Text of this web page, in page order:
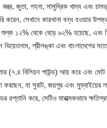
জুতা, গহনা, সামুদ্রিক খাদ্য এবং
করেন, সেখানে কারখানা বন্ধ হওয়ার
শুল্ক ১২% থেকে বেড়ে ৬২% হয়েছে,
শ্রীলঙ্কা এবং বাংলাদেশের
(৭.৪ বিলিয়ন পাউন্ড) আয় করে এবং
যা সুরাট, জয়পুর এবং মুম্বাইয়ের
রপ্তানি করে, সেটিও মারাত্মকভাবে